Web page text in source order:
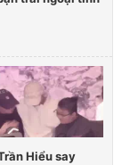
Hiểu say